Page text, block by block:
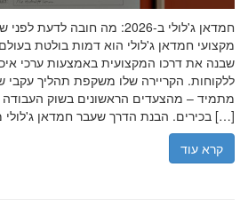
חמדאן ג'לולי ב-2026: מה חובה
מקצועי חמדאן ג'לולי הוא דמות בולטת
שבנה את דרכו המקצועית באמצעות ערכי
ללקוחות. הקריירה שלו משקפת תהליך עקבי
מתמיד – מהצעדים הראשונים בשוק העבודה
בכירים. הבנת הדרך שעבר חמדאן ג'לולי מספקת […]
קרא עוד